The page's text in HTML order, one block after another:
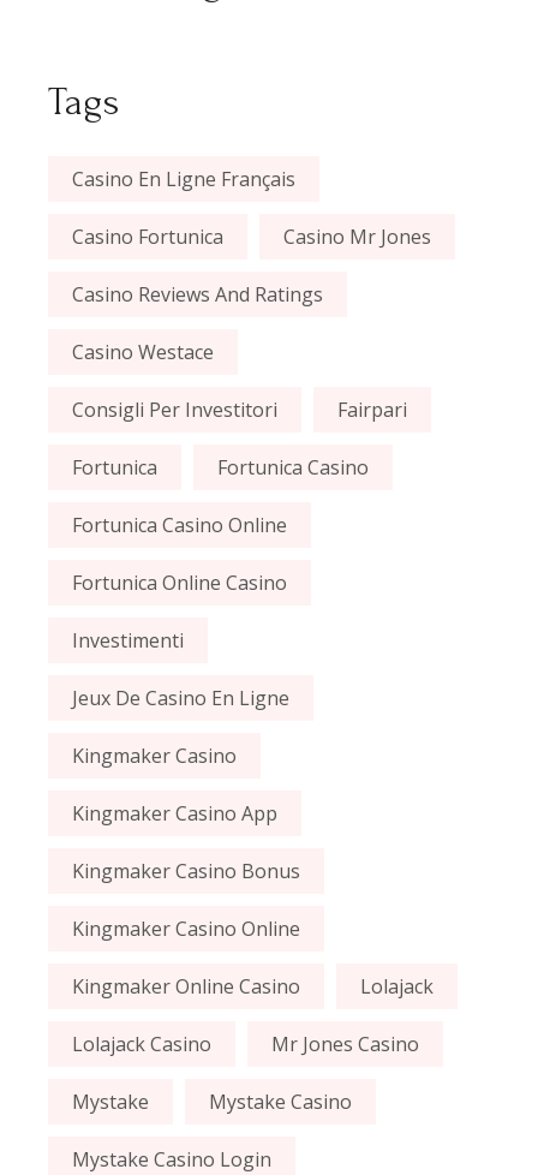
Tags
Casino En Ligne Français
Casino Fortunica Casino Mr Jones
Casino Reviews And Ratings
Casino Westace
Consigli Per Investitori Fairpari
Fortunica Fortunica Casino
Fortunica Casino Online
Fortunica Online Casino
Investimenti
Jeux De Casino En Ligne
Kingmaker Casino
Kingmaker Casino App
Kingmaker Casino Bonus
Kingmaker Casino Online
Kingmaker Online Casino Lolajack
Lolajack Casino Mr Jones Casino
Mystake Mystake Casino
Mystake Casino Login